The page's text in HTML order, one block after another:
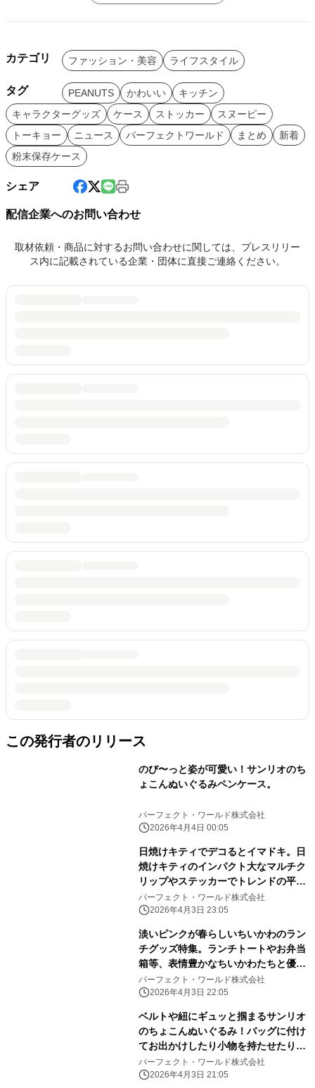
カテゴリ ファッション・美容 ライフスタイル
タグ PEANUTS かわいい
キッチン
キャラクターグッズ
ケース ストッカー
スヌーピー
トーキョー
ニュース パーフェクトワールド まとめ
新着
粉末保存ケース
シェア
配信企業へのお問い合わせ
取材依頼・商品に対するお問い合わせに関しては、プレスリリー
ス内に記載されている企業・団体に直接ご連絡ください。
この発行者のリリース
のび〜っと姿が可愛い！サンリオのち
ょこんぬいぐるみペンケース。
パーフェクト・ワールド株式会社
2026年4月4日 00:05
日焼けキティでデコるとイマドキ。日
焼けキティのインパクト大なマルチク
リップやステッカーでトレンドの平成
レトロ感ばっちりです。
パーフェクト・ワールド株式会社
2026年4月3日 23:05
淡いピンクが春らしいちいかわのラン
チグッズ特集。ランチトートやお弁当
箱等、表情豊かなちいかわたちと優し
いピンク色に心和む
パーフェクト・ワールド株式会社
2026年4月3日 22:05
ベルトや紐にギュッと掴まるサンリオ
のちょこんぬいぐるみ！バッグに付け
てお出かけしたり小物を持たせたりと
自由に楽しめる！
パーフェクト・ワールド株式会社
2026年4月3日 21:05